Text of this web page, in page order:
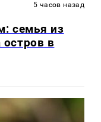
5 часов назад
семья из
остров в